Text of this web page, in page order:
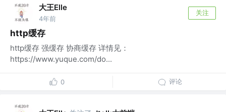
大王Elle
4年前
关注
http缓存
http缓存 强缓存 协商缓存 详情见：
https://www.yuque.com/do...
0 评论